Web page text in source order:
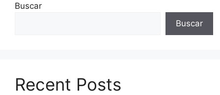
Buscar
Buscar
Recent Posts